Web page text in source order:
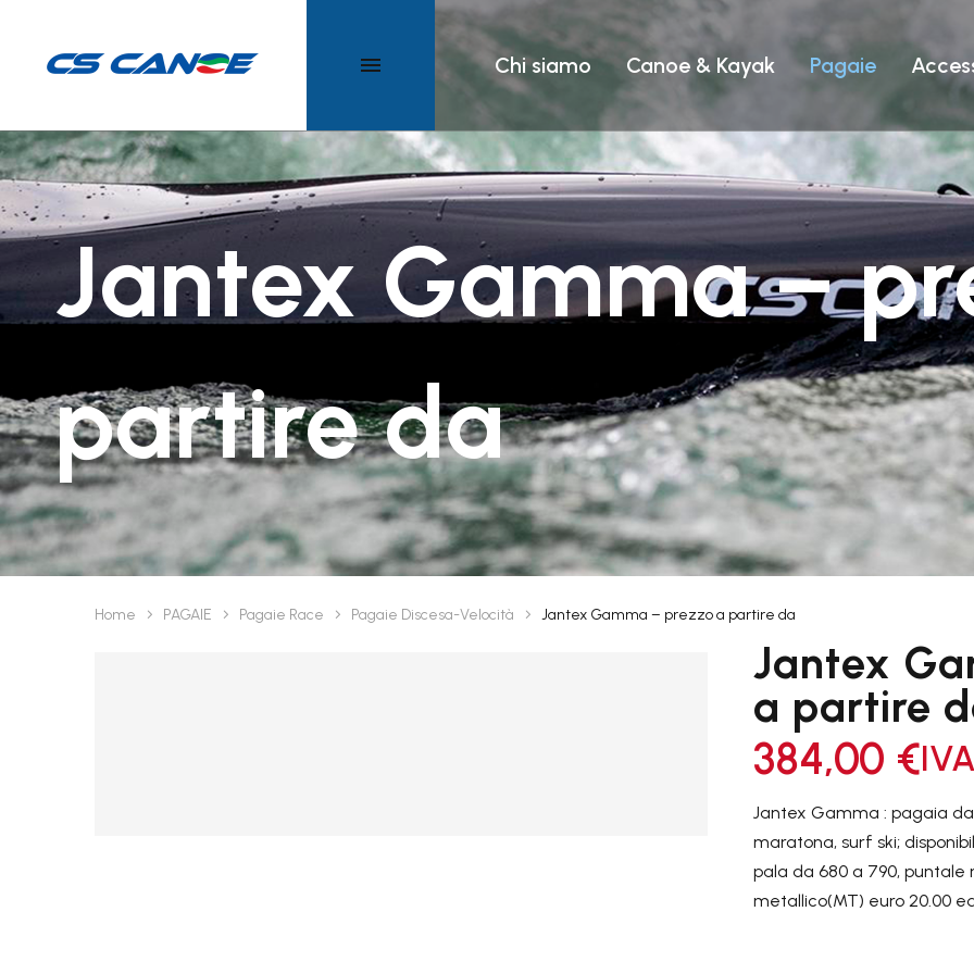
POLO
DISCESA
9 TUTTI I PRODOTTI
PERFORMANCE
BIPOSTO
EASY TRIP
TUTTI I
ESCURSIONISMO
 TORRENTE
9 TUTTI I
Chi siamo Canoe & Kayak Pagaie
Jantex Gamma –
partire da
Home PAGAIE Pagaie Race Pagaie Discesa-Velocità Jantex Gamma – prezzo a partire da
Jantex
a partire
384,00 €
Jantex Gamma : pagaia
maratona, surf ski;
pala da 680 a 790, puntale
metallico(MT) euro 20.00